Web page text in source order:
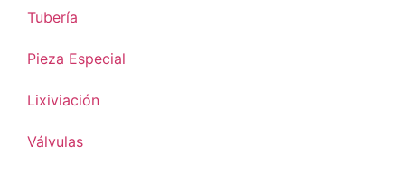
Tubería
Pieza Especial
Lixiviación
Válvulas